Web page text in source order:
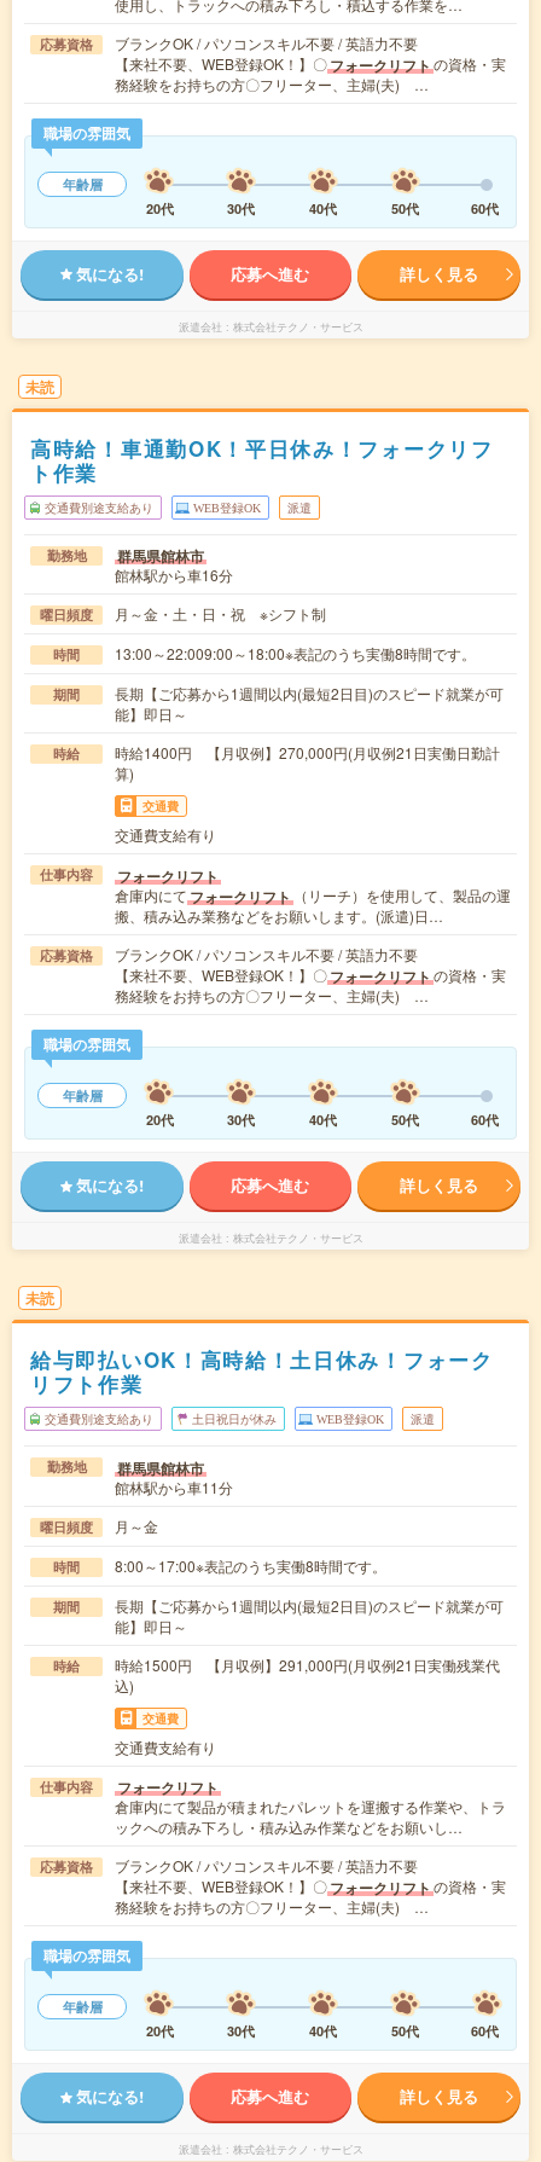
応募資格
ブランクOK / パソコンスキル不要 / 英語力不要
【来社不要、WEB登録OK！】〇フォークリフトの資格・実
務経験をお持ちの方〇フリーター、主婦(夫) …
職場の雰囲気
年齢層
20代
30代 40代 50代 60代
気になる! 応募へ進む 詳しく見る
派遣会社 株式会社テクノ・サービス
未読
高時給！車通勤OK！平日休み！フォークリフ
ト作業
交通費別途支給あり WEB登録OK 派遣
勤務地 群馬県館林市
館林駅から車16分
曜日頻度 月～金・土・日・祝 ※シフト制
時間 13:00～22:009:00～18:00※表記のうち実働8時間です。
期間
長期【ご応募から1週間以内(最短2日目)のスピード就業が可
能】即日～
時給
時給1400円 【月収例】270,000円(月収例21日実働日勤計
算)
交通費
交通費支給有り
仕事内容 フォークリフト
倉庫内にてフォークリフト （リーチ）を使用して、製品の運
搬、積み込み業務などをお願いします。(派遣)日…
応募資格
ブランクOK / パソコンスキル不要 / 英語力不要
【来社不要、WEB登録OK！】〇フォークリフトの資格・実
務経験をお持ちの方〇フリーター、主婦(夫) …
職場の雰囲気
年齢層
20代
30代 40代 50代 60代
気になる! 応募へ進む 詳しく見る
派遣会社 株式会社テクノ・サービス
未読
給与即払いOK！高時給！土日休み！フォーク
リフト作業
交通費別途支給あり 土日祝日が休み WEB登録OK 派遣
勤務地 群馬県館林市
館林駅から車11分
曜日頻度 月～金
時間 8:00～17:00※表記のうち実働8時間です。
期間
長期【ご応募から1週間以内(最短2日目)のスピード就業が可
能】即日～
時給
時給1500円 【月収例】291,000円(月収例21日実働残業代
込)
交通費
交通費支給有り
仕事内容 フォークリフト
倉庫内にて製品が積まれたパレットを運搬する作業や、トラ
ックへの積み下ろし・積み込み作業などをお願いし…
応募資格
ブランクOK / パソコンスキル不要 / 英語力不要
【来社不要、WEB登録OK！】〇フォークリフトの資格・実
務経験をお持ちの方〇フリーター、主婦(夫) …
職場の雰囲気
年齢層
20代
30代 40代 50代 60代
気になる! 応募へ進む 詳しく見る
派遣会社 株式会社テクノ・サービス